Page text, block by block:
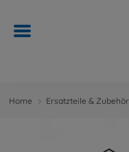
Home Ersatzteile & Zubehör